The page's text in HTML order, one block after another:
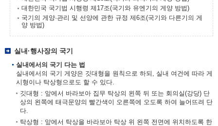
대한민국 국기법 시행령 제17조(국기와 유엔기의 게양 방법)
국기의 게양·관리 및 선양에 관한 규정 제6조(국기와 다른기의 게
양 방법)
실내·행사장의 국기
실내에서의 국기 다는 법
실내에서의 국기 게양은 깃대형을 원칙으로 하되, 실내 여건에 따라 게
시형이나 탁상형으로도 할 수 있다.
깃대형 : 앞에서 바라보아 집무 탁상의 왼쪽 뒤 또는 회의실(강당) 단
상의 왼쪽에 태극문양의 빨간색이 오른쪽에 오도록 하여 늘어뜨려 단
다.
탁상형 : 앞에서 탁상을 바라보아 탁상 위 왼쪽 전면에 위치하도록 한